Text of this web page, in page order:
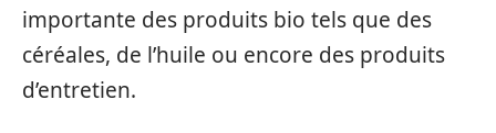
importante des produits bio tels que des
céréales, de l’huile ou encore des produits
d’entretien.